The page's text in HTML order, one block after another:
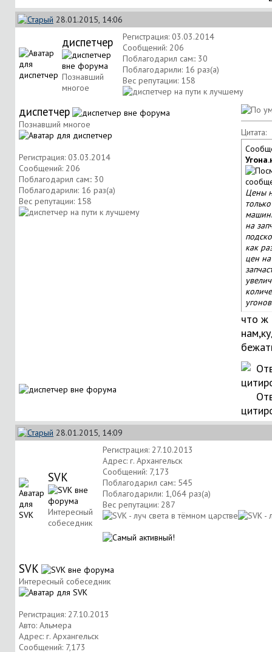
28.01.2015, 14:06
диспетчер
Познавший
многое
Регистрация: 03.03.2014
Сообщений: 206
Поблагодарил сам:: 30
Поблагодарили: 16 раз(а)
Вес репутации: 158
диспетчер
Познавший многое
Регистрация: 03.03.2014
Сообщений: 206
Поблагодарил сам:: 30
Поблагодарили: 16 раз(а)
Вес репутации: 158
Цитата:
Цены
на
как
цен на
что ж
28.01.2015, 14:09
SVK
Интересный
собеседник
Регистрация: 27.10.2013
Адрес: г. Архангельск
Сообщений: 7,173
Поблагодарил сам:: 545
Поблагодарили: 1,064 раз(а)
Вес репутации: 287
SVK
Интересный собеседник
Регистрация: 27.10.2013
Авто: Альмера
Адрес: г. Архангельск
Сообщений: 7,173